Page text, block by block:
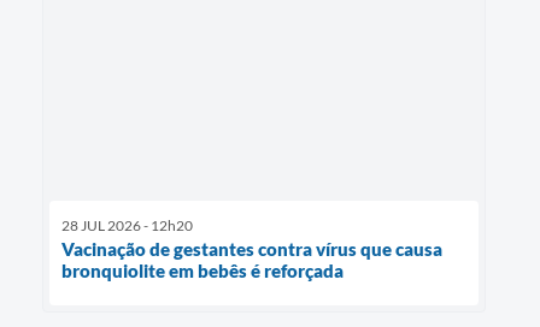
28 JUL 2026 - 12h20
Vacinação de gestantes contra vírus que causa
bronquiolite em bebês é reforçada